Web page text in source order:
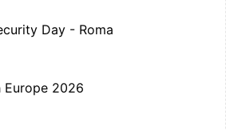
Day - Roma
Europe 2026